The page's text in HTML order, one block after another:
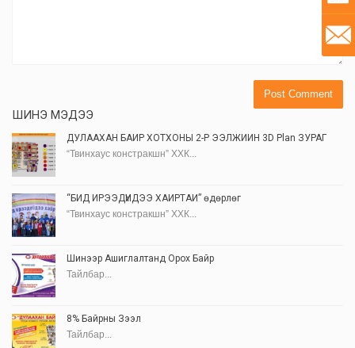
ШИНЭ МЭДЭЭ
ДУЛААХАН БАЙР ХОТХОНЫ 2-Р ЭЭЛЖИЙН 3D Plan ЗУРАГ
“Твинхаус констракшн” ХХК...
“БИД ИРЭЭДҮЙДЭЭ ХАЙРТАЙ” өдөрлөг
“Твинхаус констракшн” ХХК...
Шинээр Ашиглалтанд Орох Байр
Тайлбар...
8% Байрны Зээл
Тайлбар...